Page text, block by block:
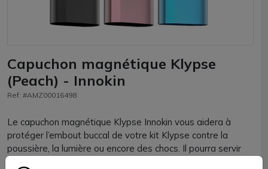
Capuchon magnétique Klypse
(Peach) - Innokin
Ref: #AMZ00016498
Le capuchon magnétique Klypse Innokin vous aidera à
protéger l’embout buccal de votre kit Klypse contre la
poussière, la lumière ou encore des chocs. Il pourra servir